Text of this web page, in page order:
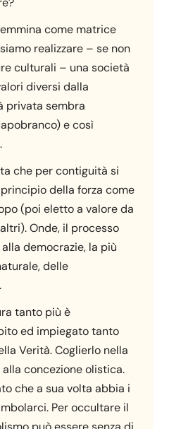
come matrice
realizzare – se non
culturali – una società
diversi dalla
privata sembra
e così
che per contiguità si
della forza come
(poi eletto a valore da
Onde, il processo
democrazie, la più
delle
tanto più è
ed impiegato tanto
Verità. Coglierlo nella
concezione olistica.
che a sua volta abbia i
Per occultare il